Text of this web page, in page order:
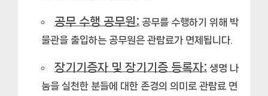
공무 수행 공무원: 공무를 수행하기 위해 박
물관을 출입하는 공무원은 관람료가 면제됩니다.
장기기증자 및 장기기증 등록자: 생명 나
눔을 실천한 분들에 대한 존경의 의미로 관람료 면